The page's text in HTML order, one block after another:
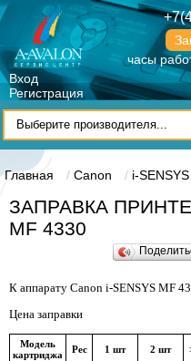
часы
Вход
Регистрация
Главная Canon i-
ЗАПРАВКА
MF 4330
К аппарату Canon i-SENSYS MF
Цена заправки
Модель
картриджа
Рес 1 шт 2 шт